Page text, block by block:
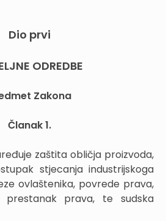
Dio prvi
ODREDBE
Zakona
Članak 1.
zaštita obličja proizvoda,
stjecanja industrijskoga
ovlaštenika, povrede prava,
prestanak prava, te sudska